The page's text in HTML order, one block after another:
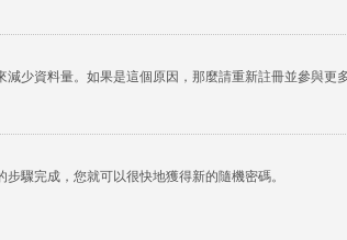
少資料量。如果是這個原因，那麼請重新註冊並參與更多
步驟完成，您就可以很快地獲得新的隨機密碼。